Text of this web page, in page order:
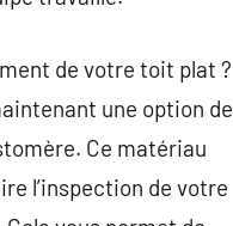
de votre toit plat ?
une option de
Ce matériau
l’inspection de votre